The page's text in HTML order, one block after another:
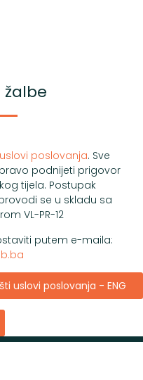
žalbe
poslovanja. Sve
podnijeti prigovor
tijela. Postupak
se u skladu sa
VL-PR-12
putem e-maila:
uslovi poslovanja - ENG